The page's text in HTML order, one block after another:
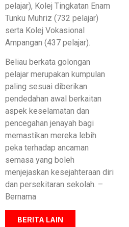
pelajar), Kolej Tingkatan Enam
Tunku Muhriz (732 pelajar)
serta Kolej Vokasional
Ampangan (437 pelajar).
Beliau berkata golongan
pelajar merupakan kumpulan
paling sesuai diberikan
pendedahan awal berkaitan
aspek keselamatan dan
pencegahan jenayah bagi
memastikan mereka lebih
peka terhadap ancaman
semasa yang boleh
menjejaskan kesejahteraan diri
dan persekitaran sekolah. –
Bernama
BERITA LAIN